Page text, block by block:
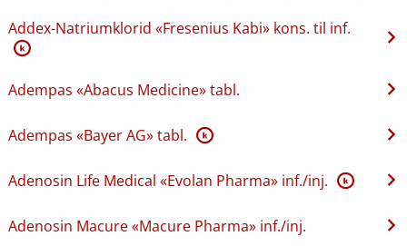
Addex-Natriumklorid «Fresenius Kabi» kons. til inf.
K
Adempas «Abacus Medicine» tabl.
Adempas «Bayer AG» tabl. K
Adenosin Life Medical «Evolan Pharma» inf.​/​inj. K
Adenosin Macure «Macure Pharma» inf.​/​inj.